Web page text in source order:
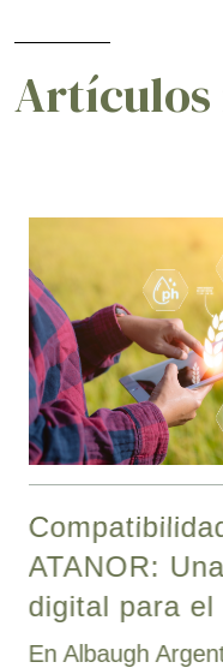
Artículos
ATANOR:
digital para el
En Albaugh